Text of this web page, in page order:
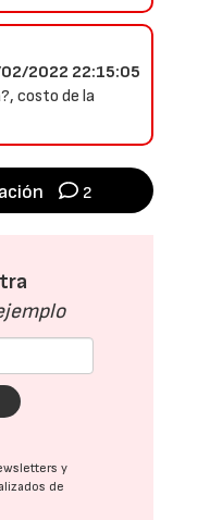
2022 22:15:05
costo de la
2
y
de